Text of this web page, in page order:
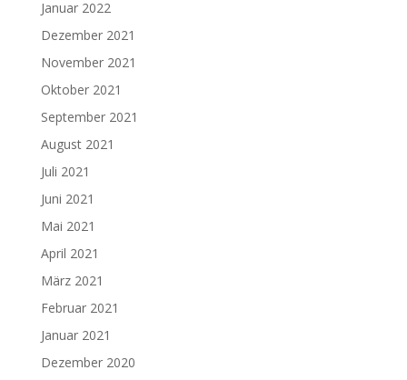
Januar 2022
Dezember 2021
November 2021
Oktober 2021
September 2021
August 2021
Juli 2021
Juni 2021
Mai 2021
April 2021
März 2021
Februar 2021
Januar 2021
Dezember 2020